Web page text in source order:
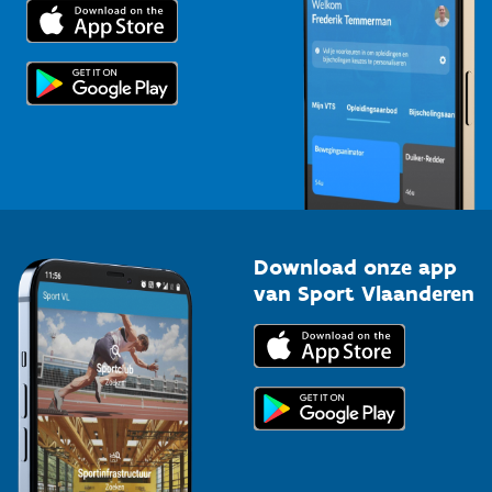
Trainers en begeleiders
Topsporters
Voor de pers
Download onze app
van Sport Vlaanderen